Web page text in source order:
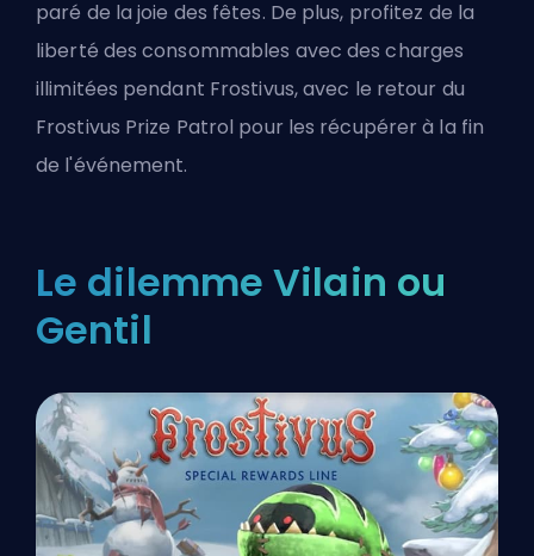
paré de la joie des fêtes. De plus, profitez de la
liberté des consommables avec des charges
illimitées pendant Frostivus, avec le retour du
Frostivus Prize Patrol pour les récupérer à la fin
de l'événement.
Le dilemme Vilain ou
Gentil